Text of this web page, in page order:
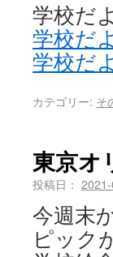
学校だ
学校だ
学校だ
カテゴリー: そ
東京オ
投稿日：
今週末
ピック